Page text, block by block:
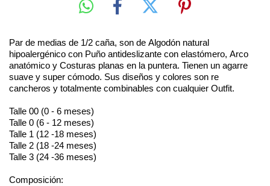
Par de medias de 1/2 caña, son de Algodón natural
hipoalergénico con Puño antideslizante con elastómero, Arco
anatómico y Costuras planas en la puntera. Tienen un agarre
suave y super cómodo. Sus diseños y colores son re
cancheros y totalmente combinables con cualquier Outfit.
Talle 00 (0 - 6 meses)
Talle 0 (6 - 12 meses)
Talle 1 (12 -18 meses)
Talle 2 (18 -24 meses)
Talle 3 (24 -36 meses)
Composición: